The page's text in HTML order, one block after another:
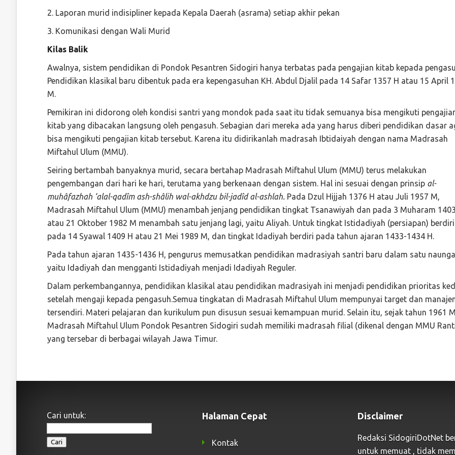
2. Laporan murid indisipliner kepada Kepala Daerah (asrama) setiap akhir pekan
3. Komunikasi dengan Wali Murid
Kilas Balik
Awalnya, sistem pendidikan di Pondok Pesantren Sidogiri hanya terbatas pada pengajian kitab kepada
Pendidikan klasikal baru dibentuk pada era kepengasuhan KH. Abdul Djalil pada 14 Safar 1357 H atau 15 April
M.
Pemikiran ini didorong oleh kondisi santri yang mondok pada saat itu tidak semuanya bisa mengikuti
kitab yang dibacakan langsung oleh pengasuh. Sebagian dari mereka ada yang harus diberi pendidikan dasar
bisa mengikuti pengajian kitab tersebut. Karena itu didirikanlah madrasah Ibtidaiyah dengan nama Madrasah
Miftahul Ulum (MMU).
Seiring bertambah banyaknya murid, secara bertahap Madrasah Miftahul Ulum (MMU) terus melakukan
pengembangan dari hari ke hari, terutama yang berkenaan dengan sistem. Hal ini sesuai dengan prinsip al-
muhâfazhah ‘alal-qadîm ash-shâlih wal-akhdzu bil-jadîd al-ashlah. Pada Dzul Hijjah 1376 H atau Juli 1957 M,
Madrasah Miftahul Ulum (MMU) menambah jenjang pendidikan tingkat Tsanawiyah dan pada 3 Muharam
atau 21 Oktober 1982 M menambah satu jenjang lagi, yaitu Aliyah. Untuk tingkat Istidadiyah (persiapan) berdiri
pada 14 Syawal 1409 H atau 21 Mei 1989 M, dan tingkat Idadiyah berdiri pada tahun ajaran 1433-1434 H.
Pada tahun ajaran 1435-1436 H, pengurus memusatkan pendidikan madrasiyah santri baru dalam satu
yaitu Idadiyah dan mengganti Istidadiyah menjadi Idadiyah Reguler.
Dalam perkembangannya, pendidikan klasikal atau pendidikan madrasiyah ini menjadi pendidikan prioritas
setelah mengaji kepada pengasuh.Semua tingkatan di Madrasah Miftahul Ulum mempunyai target dan
tersendiri. Materi pelajaran dan kurikulum pun disusun sesuai kemampuan murid. Selain itu, sejak tahun 1961
Madrasah Miftahul Ulum Pondok Pesantren Sidogiri sudah memiliki madrasah filial (dikenal dengan MMU
yang tersebar di berbagai wilayah Jawa Timur.
Cari untuk: Halaman Cepat
Kontak
Disclaimer
Redaksi SidogiriDotNet
untuk memuat , tidak